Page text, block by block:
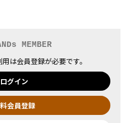
MEMBER
は会員登録が必要です。
ログイン
会員登録